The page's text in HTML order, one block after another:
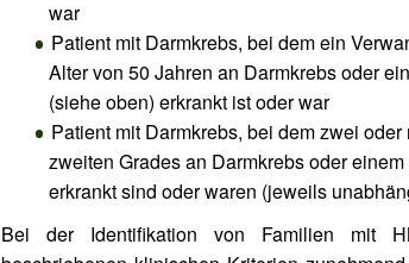
war
Patient mit Darmkrebs, bei dem ein
Alter von 50 Jahren an Darmkrebs oder
(siehe oben) erkrankt ist oder war
Patient mit Darmkrebs, bei dem zwei
zweiten Grades an Darmkrebs oder
erkrankt sind oder waren (jeweils
Bei der Identifikation von Familien mit